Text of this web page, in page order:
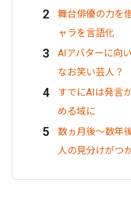
舞台俳優の力を
ャラを言語化
AIアバターに向
なお笑い芸人？
すでにAIは発言
める域に
数ヵ月後〜数年
人の見分けがつ